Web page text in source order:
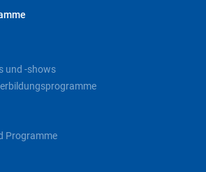
und -shows
Programme